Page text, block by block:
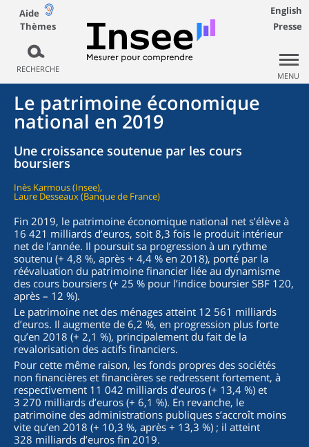
Aide
Thèmes
RECHERCHE
English
Presse
MENU
Le patrimoine économique
national en 2019
Une croissance soutenue par les cours
boursiers
Inès Karmous (Insee),
Laure Desseaux (Banque de France)
Fin 2019, le patrimoine économique national net s’élève à
16 421 milliards d’euros, soit 8,3 fois le produit intérieur
net de l’année. Il poursuit sa progression à un rythme
soutenu (+ 4,8 %, après + 4,4 % en 2018), porté par la
réévaluation du patrimoine financier liée au dynamisme
des cours boursiers (+ 25 % pour l’indice boursier SBF 120,
après – 12 %).
Le patrimoine net des ménages atteint 12 561 milliards
d’euros. Il augmente de 6,2 %, en progression plus forte
qu’en 2018 (+ 2,1 %), principalement du fait de la
revalorisation des actifs financiers.
Pour cette même raison, les fonds propres des sociétés
non financières et financières se redressent fortement, à
respectivement 11 042 milliards d’euros (+ 13,4 %) et
3 270 milliards d’euros (+ 6,1 %). En revanche, le
patrimoine des administrations publiques s’accroît moins
vite qu’en 2018 (+ 10,3 %, après + 13,3 %) ; il atteint
328 milliards d’euros fin 2019.